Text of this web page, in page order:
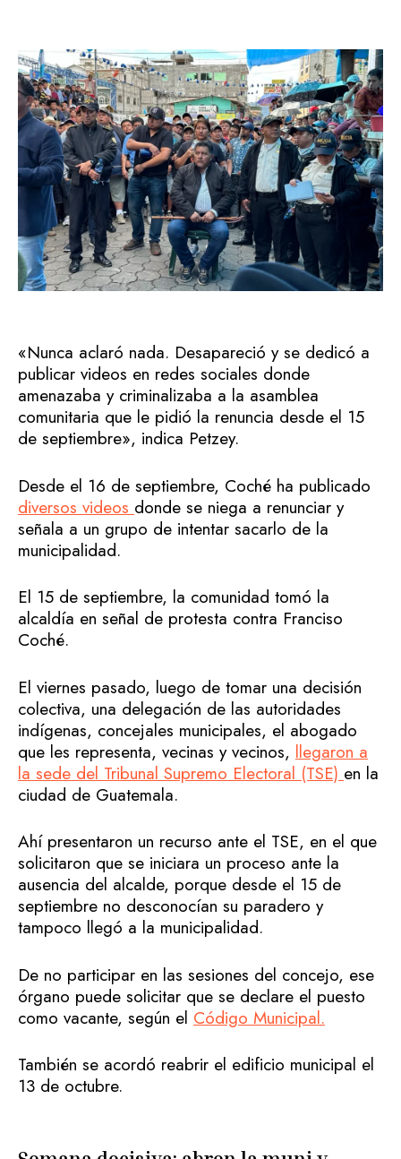
«Nunca aclaró nada. Desapareció y se dedicó a
publicar videos en redes sociales donde
amenazaba y criminalizaba a la asamblea
comunitaria que le pidió la renuncia desde el 15
de septiembre», indica Petzey.
Desde el 16 de septiembre, Coché ha publicado
diversos videos donde se niega a renunciar y
señala a un grupo de intentar sacarlo de la
municipalidad.
El 15 de septiembre, la comunidad tomó la
alcaldía en señal de protesta contra Franciso
Coché.
El viernes pasado, luego de tomar una decisión
colectiva, una delegación de las autoridades
indígenas, concejales municipales, el abogado
que les representa, vecinas y vecinos, llegaron a
la sede del Tribunal Supremo Electoral (TSE) en la
ciudad de Guatemala.
Ahí presentaron un recurso ante el TSE, en el que
solicitaron que se iniciara un proceso ante la
ausencia del alcalde, porque desde el 15 de
septiembre no desconocían su paradero y
tampoco llegó a la municipalidad.
De no participar en las sesiones del concejo, ese
órgano puede solicitar que se declare el puesto
como vacante, según el Código Municipal.
También se acordó reabrir el edificio municipal el
13 de octubre.